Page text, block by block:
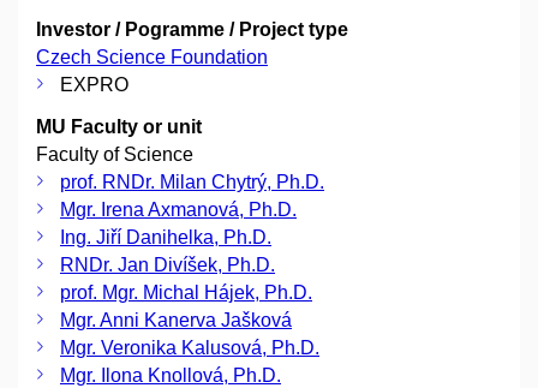
Investor / Pogramme / Project type
Czech Science Foundation
EXPRO
MU Faculty or unit
Faculty of Science
prof. RNDr. Milan Chytrý, Ph.D.
Mgr. Irena Axmanová, Ph.D.
Ing. Jiří Danihelka, Ph.D.
RNDr. Jan Divíšek, Ph.D.
prof. Mgr. Michal Hájek, Ph.D.
Mgr. Anni Kanerva Jašková
Mgr. Veronika Kalusová, Ph.D.
Mgr. Ilona Knollová, Ph.D.